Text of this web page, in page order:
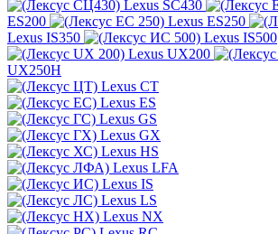
Lexus SC430
ES200
Lexus ES250
Lexus IS350
Lexus IS500
Lexus UX200
UX250H
Lexus CT
Lexus ES
Lexus GS
Lexus GX
Lexus HS
Lexus LFA
Lexus IS
Lexus LS
Lexus NX